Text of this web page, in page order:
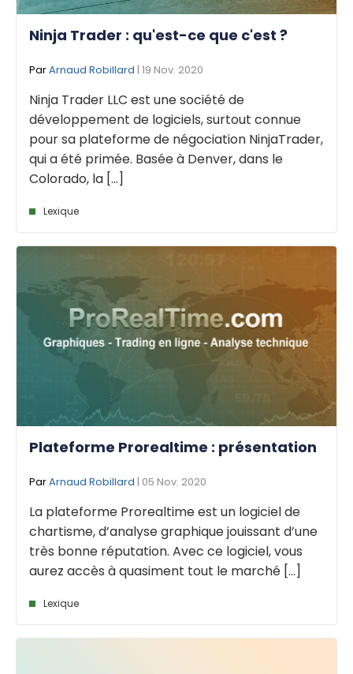
Ninja Trader : qu'est-ce que c'est ?
ParArnaud Robillard | 19 Nov. 2020
Ninja Trader LLC est une société de
développement de logiciels, surtout connue
pour sa plateforme de négociation NinjaTrader,
qui a été primée. Basée à Denver, dans le
Colorado, la [...]
Lexique
Plateforme Prorealtime : présentation
ParArnaud Robillard | 05 Nov. 2020
La plateforme Prorealtime est un logiciel de
chartisme, d’analyse graphique jouissant d’une
très bonne réputation. Avec ce logiciel, vous
aurez accès à quasiment tout le marché [...]
Lexique